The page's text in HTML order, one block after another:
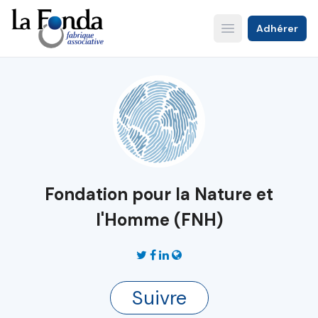
Aller
au
contenu
principal
Open main menu
Adhérer
Fondation pour la Nature et
l'Homme (FNH)
Suivre